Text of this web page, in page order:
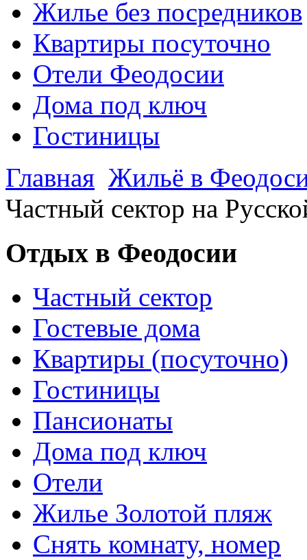
Жилье без посредников
Квартиры посуточно
Отели Феодосии
Дома под ключ
Гостиницы
Главная Жильё в
Частный сектор на
Отдых в Феодосии
Частный сектор
Гостевые дома
Квартиры (посуточно)
Гостиницы
Пансионаты
Дома под ключ
Отели
Жилье Золотой пляж
Снять комнату, номер